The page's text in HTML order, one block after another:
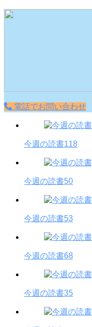
電話でお問い合わせ
今週の読書118
今週の読書50
今週の読書53
今週の読書68
今週の読書35